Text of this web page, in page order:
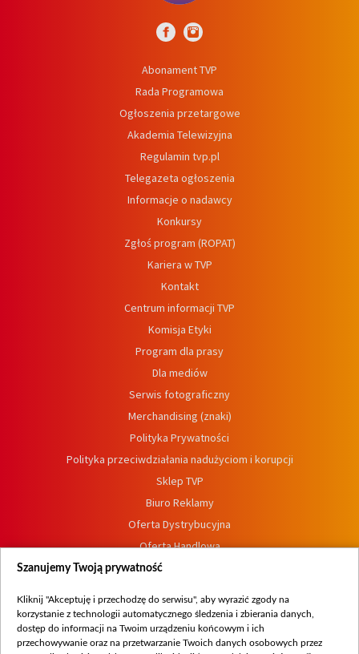
Abonament TVP
Rada Programowa
Ogłoszenia przetargowe
Akademia Telewizyjna
Regulamin tvp.pl
Telegazeta ogłoszenia
Informacje o nadawcy
Konkursy
Zgłoś program (ROPAT)
Kariera w TVP
Kontakt
Centrum informacji TVP
Komisja Etyki
Program dla prasy
Dla mediów
Serwis fotograficzny
Merchandising (znaki)
Polityka Prywatności
Polityka przeciwdziałania nadużyciom i korupcji
Sklep TVP
Biuro Reklamy
Oferta Dystrybucyjna
Oferta Handlowa
Dostępność
Procedura zgłoszeń wewnętrznych
Szanujemy Twoją prywatność
Kliknij "Akceptuję i przechodzę do serwisu", aby wyrazić zgody na
korzystanie z technologii automatycznego śledzenia i zbierania danych,
dostęp do informacji na Twoim urządzeniu końcowym i ich
przechowywanie oraz na przetwarzanie Twoich danych osobowych przez